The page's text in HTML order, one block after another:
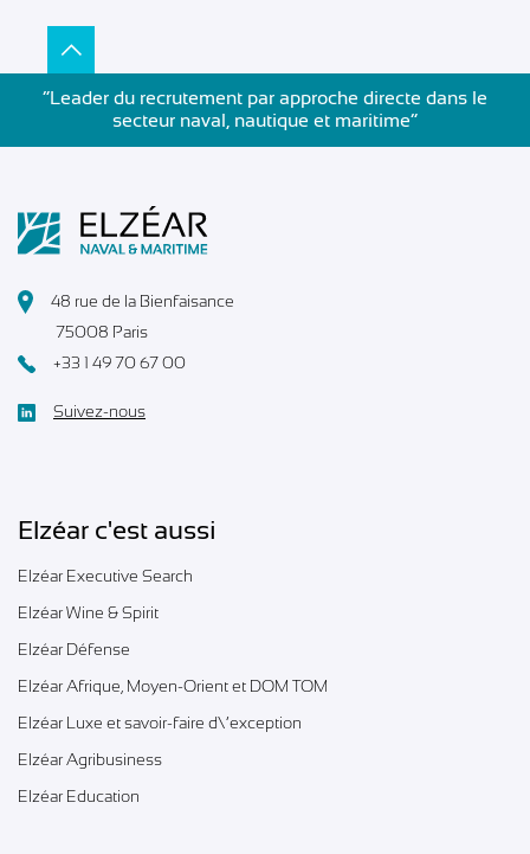
”Leader du recrutement par approche directe dans le
secteur naval, nautique et maritime”
48 rue de la Bienfaisance
75008 Paris
+33 1 49 70 67 00
Suivez-nous
Elzéar c'est aussi
Elzéar Executive Search
Elzéar Wine & Spirit
Elzéar Défense
Elzéar Afrique, Moyen-Orient et DOM TOM
Elzéar Luxe et savoir-faire d\’exception
Elzéar Agribusiness
Elzéar Education